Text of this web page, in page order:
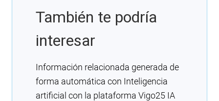
También te podría
interesar
Información relacionada generada de
forma automática con Inteligencia
artificial con la plataforma Vigo25 IA